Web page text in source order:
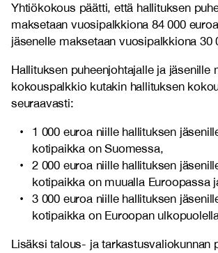
Yhtiökokous päätti, että hallituksen
maksetaan vuosipalkkiona 84 000
jäsenelle maksetaan vuosipalkkiona 30
Hallituksen puheenjohtajalle ja jäsenille
kokouspalkkio kutakin hallituksen
seuraavasti:
1 000 euroa niille hallituksen
kotipaikka on Suomessa,
2 000 euroa niille hallituksen
kotipaikka on muualla Euroopassa
3 000 euroa niille hallituksen
kotipaikka on Euroopan
Lisäksi talous- ja tarkastusvaliokunnan